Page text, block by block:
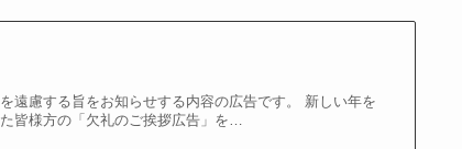
遠慮する旨をお知らせする内容の広告です。 新しい年を
皆様方の「欠礼のご挨拶広告」を…